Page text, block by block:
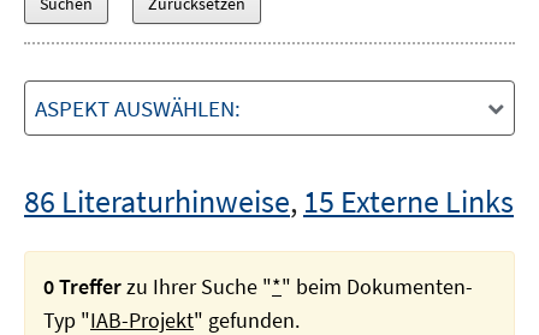
ASPEKT AUSWÄHLEN:
86 Literaturhinweise, 15 Externe Links
0 Trefferzu Ihrer Suche "*" beim Dokumenten-
Typ "IAB-Projekt" gefunden.